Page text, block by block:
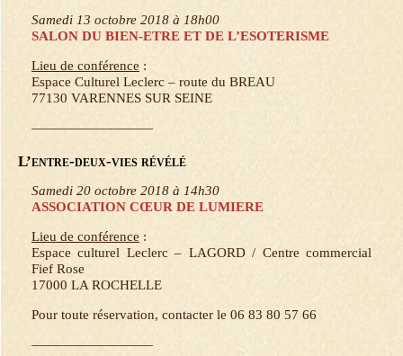
Samedi 13 octobre 2018 à 18h00
SALON DU BIEN-ETRE ET DE L’ESOTERISME
Lieu de conférence :
Espace Culturel Leclerc – route du BREAU
77130 VARENNES SUR SEINE
—————————
L’entre-deux-vies révélé
Samedi 20 octobre 2018 à 14h30
ASSOCIATION CŒUR DE LUMIERE
Lieu de conférence :
Espace culturel Leclerc – LAGORD / Centre commercial
Fief Rose
17000 LA ROCHELLE
Pour toute réservation, contacter le 06 83 80 57 66
—————————